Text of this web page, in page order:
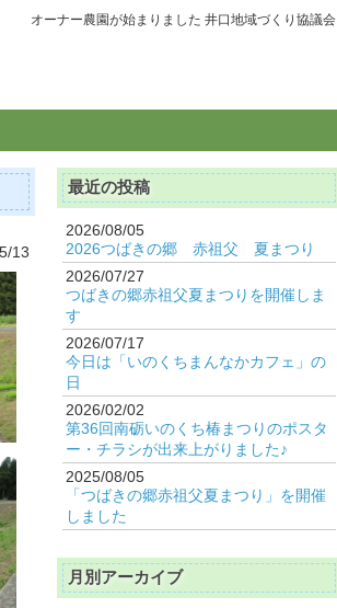
オーナー農園が始まりました 井口地域づくり協議会
13
最近の投稿
2026/08/05
2026つばきの郷 赤祖父 夏まつり
2026/07/27
つばきの郷赤祖父夏まつりを開催しま
す
2026/07/17
今日は「いのくちまんなかカフェ」の
日
2026/02/02
第36回南砺いのくち椿まつりのポスタ
ー・チラシが出来上がりました♪
2025/08/05
「つばきの郷赤祖父夏まつり」を開催
しました
月別アーカイブ